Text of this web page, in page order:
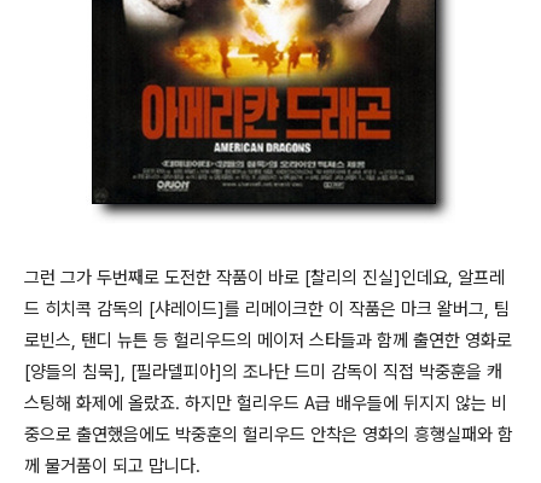
그런 그가 두번째로 도전한 작품이 바로 [찰리의 진실]인데요, 알프레
드 히치콕 감독의 [샤레이드]를 리메이크한 이 작품은 마크 왈버그, 팀
로빈스, 탠디 뉴튼 등 헐리우드의 메이저 스타들과 함께 출연한 영화로
[양들의 침묵], [필라델피아]의 조나단 드미 감독이 직접 박중훈을 캐
스팅해 화제에 올랐죠. 하지만 헐리우드 A급 배우들에 뒤지지 않는 비
중으로 출연했음에도 박중훈의 헐리우드 안착은 영화의 흥행실패와 함
께 물거품이 되고 맙니다.